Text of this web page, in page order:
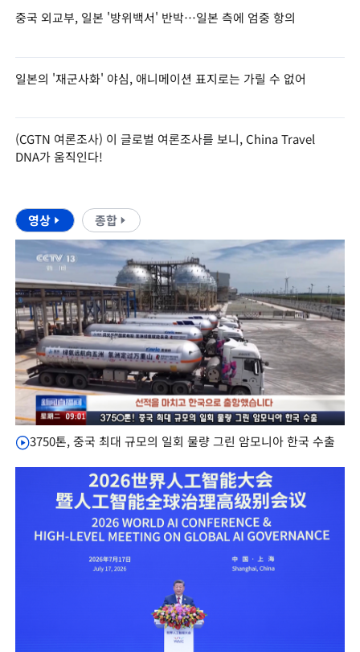
중국 외교부, 일본 '방위백서' 반박…일본 측에 엄중 항의
일본의 '재군사화' 야심, 애니메이션 표지로는 가릴 수 없어
(CGTN 여론조사) 이 글로벌 여론조사를 보니, China Travel
DNA가 움직인다!
영상 종합
3750톤, 중국 최대 규모의 일회 물량 그린 암모니아 한국 수출